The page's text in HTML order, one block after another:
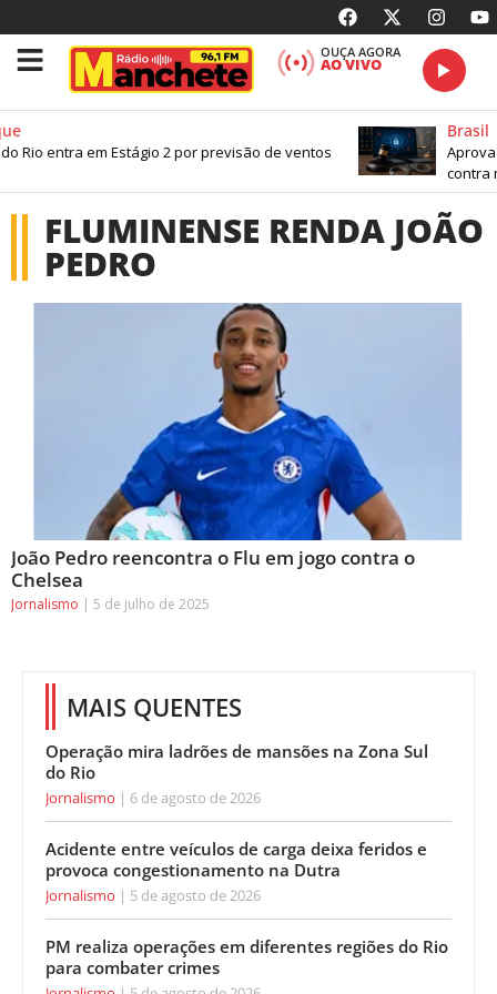
OUÇA AGORA
AO VIVO
Rio entra em Estágio 2 por previsão de ventos
Brasil
contra
FLUMINENSE RENDA JOÃO
PEDRO
João Pedro reencontra o Flu em jogo contra o
Chelsea
Jornalismo 5 de julho de 2025
MAIS QUENTES
Operação mira ladrões de mansões na Zona Sul
do Rio
Jornalismo 6 de agosto de 2026
Acidente entre veículos de carga deixa feridos e
provoca congestionamento na Dutra
Jornalismo 5 de agosto de 2026
PM realiza operações em diferentes regiões do Rio
para combater crimes